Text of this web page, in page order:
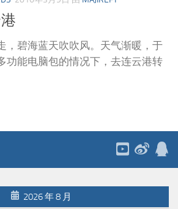
，碧海蓝天吹吹风。天气渐暖，于
功能电脑包的情况下，去连云港转
2026 年 8 月